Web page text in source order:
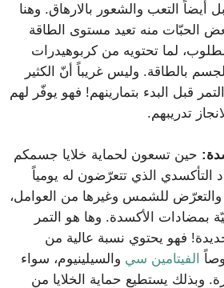
أيضاً التعب والشعور بالارهاق. وهنا
الحبّات منه تعيد مستوى الطاقة
لما تحتويه من كربوهيدرات
بالطاقة. وليس غريباً أنّ الكثير
قبل البدء بتمارينهم! فهو يوفّر لهم
تدريبهم.
حين تسعون لحماية خلايا جسمكم
التأكسدي الذي تتعرّضون له يومياً
والتعرّض للشمس وغيرها من العوامل،
بمضادات الأكسدة. وها هو التمر
فهو يحتوي نسبة عالية من
الفيتامين سي والسيلينيوم، سواء
وبذلك يستطيع حماية الخلايا من